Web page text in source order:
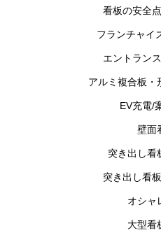
看板の安全
フランチャイ
エントラン
アルミ複合板・
EV充電/
壁面
突き出し看
突き出し看
オシャ
大型看